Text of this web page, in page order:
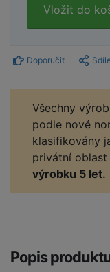
Vložit do
Doporučit
Všechny
podle nové
klasifikovány
privátní
výrobku 5 let.
Popis